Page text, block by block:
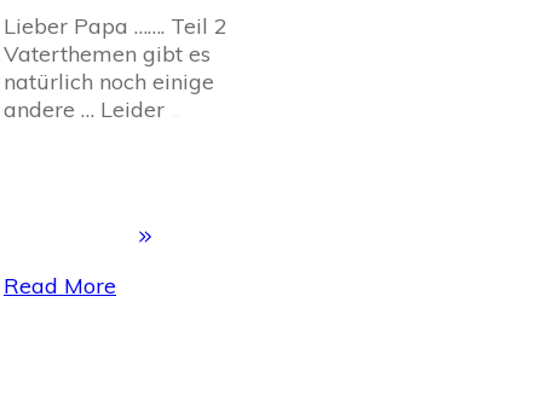
Lieber Papa ……. Teil 2
Vaterthemen gibt es
natürlich noch einige
andere … Leider ...
Read More